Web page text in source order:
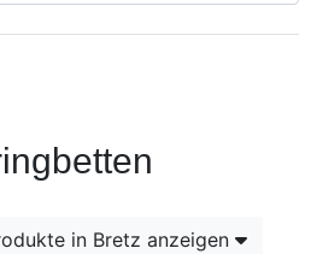
in Bretz anzeigen